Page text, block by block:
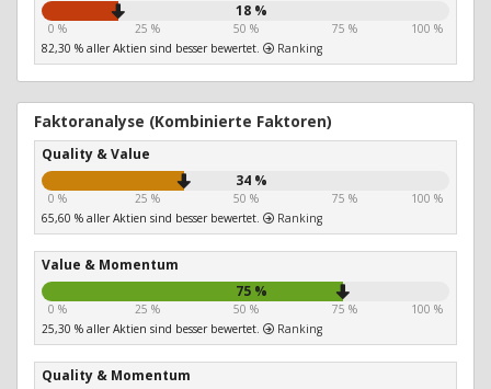
18 %
0 % 25 % 50 % 75 %
100 %
82,30 % aller Aktien sind besser bewertet.
Ranking
Faktoranalyse (Kombinierte Faktoren)
Quality & Value
34 %
0 % 25 % 50 % 75 %
100 %
65,60 % aller Aktien sind besser bewertet.
Ranking
Value & Momentum
75 %
0 % 25 % 50 % 75 %
100 %
25,30 % aller Aktien sind besser bewertet.
Ranking
Quality & Momentum